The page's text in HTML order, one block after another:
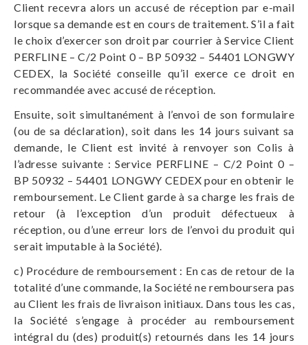
Client recevra alors un accusé de réception par e-mail
lorsque sa demande est en cours de traitement. S’il a fait
le choix d’exercer son droit par courrier à Service Client
PERFLINE – C/2 Point 0 – BP 50932 – 54401 LONGWY
CEDEX, la Société conseille qu’il exerce ce droit en
recommandée avec accusé de réception.
Ensuite, soit simultanément à l’envoi de son formulaire
(ou de sa déclaration), soit dans les 14 jours suivant sa
demande, le Client est invité à renvoyer son Colis à
l’adresse suivante : Service PERFLINE – C/2 Point 0 –
BP 50932 – 54401 LONGWY CEDEX pour en obtenir le
remboursement. Le Client garde à sa charge les frais de
retour (à l’exception d’un produit défectueux à
réception, ou d’une erreur lors de l’envoi du produit qui
serait imputable à la Société).
c) Procédure de remboursement : En cas de retour de la
totalité d’une commande, la Société ne remboursera pas
au Client les frais de livraison initiaux. Dans tous les cas,
la Société s’engage à procéder au remboursement
intégral du (des) produit(s) retournés dans les 14 jours